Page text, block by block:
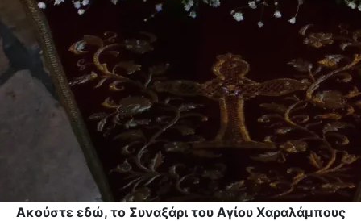
Ακούστε εδώ, το Συναξάρι του Αγίου Χαραλάμπους